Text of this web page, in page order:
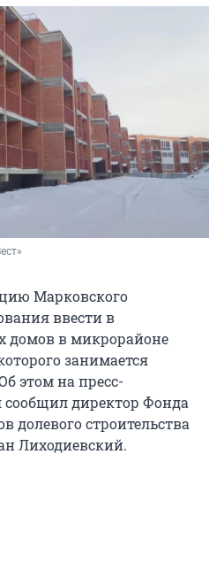
Марковского
ввести в
домов в микрорайоне
занимается
этом на пресс-
директор Фонда
долевого строительства
Лиходиевский.